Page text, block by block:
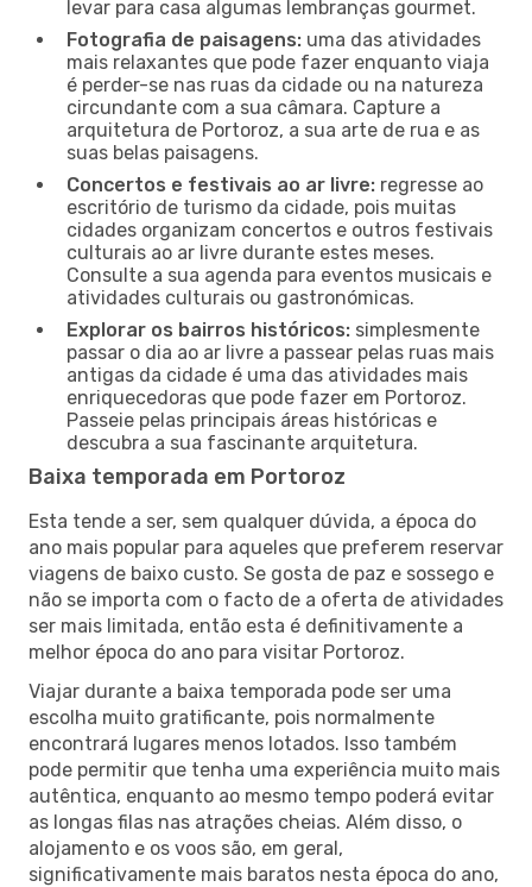
levar para casa algumas lembranças gourmet.
Fotografia de paisagens: uma das atividades
mais relaxantes que pode fazer enquanto viaja
é perder-se nas ruas da cidade ou na natureza
circundante com a sua câmara. Capture a
arquitetura de Portoroz, a sua arte de rua e as
suas belas paisagens.
Concertos e festivais ao ar livre: regresse ao
escritório de turismo da cidade, pois muitas
cidades organizam concertos e outros festivais
culturais ao ar livre durante estes meses.
Consulte a sua agenda para eventos musicais e
atividades culturais ou gastronómicas.
Explorar os bairros históricos: simplesmente
passar o dia ao ar livre a passear pelas ruas mais
antigas da cidade é uma das atividades mais
enriquecedoras que pode fazer em Portoroz.
Passeie pelas principais áreas históricas e
descubra a sua fascinante arquitetura.
Baixa temporada em Portoroz
Esta tende a ser, sem qualquer dúvida, a época do
ano mais popular para aqueles que preferem reservar
viagens de baixo custo. Se gosta de paz e sossego e
não se importa com o facto de a oferta de atividades
ser mais limitada, então esta é definitivamente a
melhor época do ano para visitar Portoroz.
Viajar durante a baixa temporada pode ser uma
escolha muito gratificante, pois normalmente
encontrará lugares menos lotados. Isso também
pode permitir que tenha uma experiência muito mais
autêntica, enquanto ao mesmo tempo poderá evitar
as longas filas nas atrações cheias. Além disso, o
alojamento e os voos são, em geral,
significativamente mais baratos nesta época do ano,